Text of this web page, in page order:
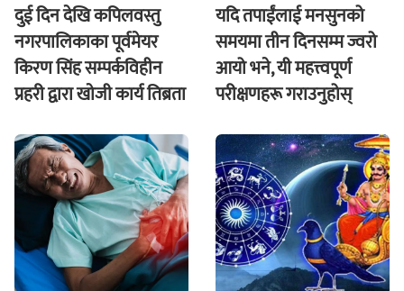
दुई दिन देखि कपिलवस्तु
नगरपालिकाका पूर्वमेयर
किरण सिंह सम्पर्कविहीन
प्रहरी द्वारा खाेजी कार्य तिब्रता
यदि तपाईंलाई मनसुनको
समयमा तीन दिनसम्म ज्वरो
आयो भने, यी महत्त्वपूर्ण
परीक्षणहरू गराउनुहोस्